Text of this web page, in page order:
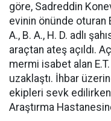
göre, Sadreddin
evinin önünde oturan
A., B. A., H. D. adlı
araçtan ateş açıldı.
mermi isabet alan
uzaklaştı. İhbar
ekipleri sevk edilirken
Araştırma